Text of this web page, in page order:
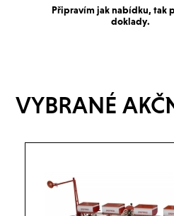
Připravím jak nabídku, tak
doklady.
VYBRANÉ